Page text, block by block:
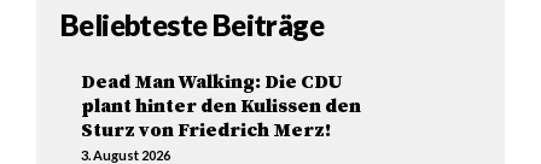
Beliebteste Beiträge
Dead Man Walking: Die CDU
plant hinter den Kulissen den
Sturz von Friedrich Merz!
3. August 2026